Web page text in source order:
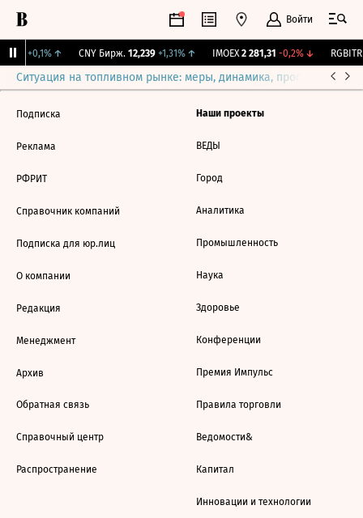
Войти
+0,1%↑ CNY Бирж. 12,239 +1,31%↑ IMOEX 2 281,31 -0,2%↓ RGBITR
Ситуация на топливном рынке: меры, динамика, прогнозы
Подписка
Реклама
РФРИТ
Справочник компаний
Подписка для юр.лиц
О компании
Редакция
Менеджмент
Архив
Обратная связь
Справочный центр
Распространение
Наши проекты
ВЕДЫ
Город
Аналитика
Промышленность
Наука
Здоровье
Конференции
Премия Импульс
Правила торговли
Ведомости&
Капитал
Инновации и технологии